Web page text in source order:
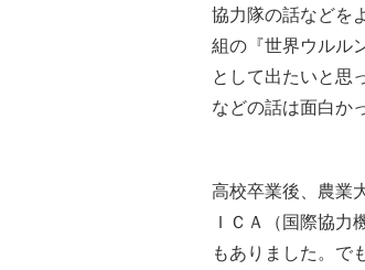
協力隊の話などを
組の『世界ウルル
として出たいと思
などの話は面白か
高校卒業後、農業
ＩＣＡ（国際協
もありました。で